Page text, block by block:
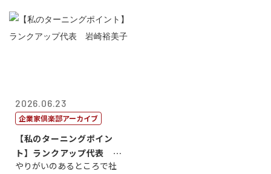
2026.06.23
企業家倶楽部アーカイブ
【私のターニングポイン
ト】ランクアップ代表 岩
崎裕美子
やりがいのあるところで社